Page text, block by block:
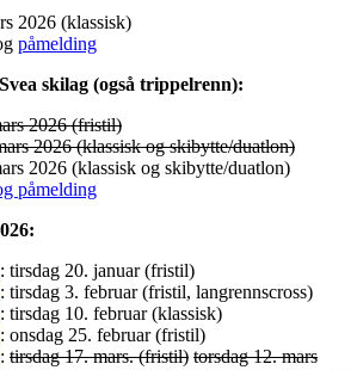
2026 (klassisk)
påmelding
skilag (også trippelrenn):
2026 (fristil)
2026 (klassisk og skibytte/duatlon)
2026 (klassisk og skibytte/duatlon)
påmelding
: tirsdag 20. januar (fristil)
: tirsdag 3. februar (fristil, langrennscross)
: tirsdag 10. februar (klassisk)
: onsdag 25. februar (fristil)
: tirsdag 17. mars. (fristil) torsdag 12. mars